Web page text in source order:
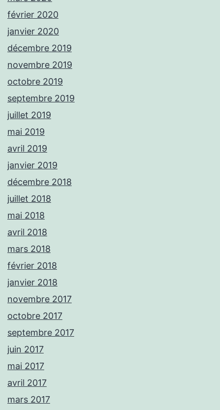
février 2020
janvier 2020
décembre 2019
novembre 2019
octobre 2019
septembre 2019
juillet 2019
mai 2019
avril 2019
janvier 2019
décembre 2018
juillet 2018
mai 2018
avril 2018
mars 2018
février 2018
janvier 2018
novembre 2017
octobre 2017
septembre 2017
juin 2017
mai 2017
avril 2017
mars 2017